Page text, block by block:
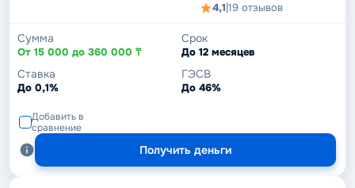
4,1|19 отзывов
Сумма
От 15 000 до 360 000 ₸
Срок
До 12 месяцев
Ставка
До 0,1%
ГЭСВ
До 46%
Добавить в
сравнение
Получить деньги